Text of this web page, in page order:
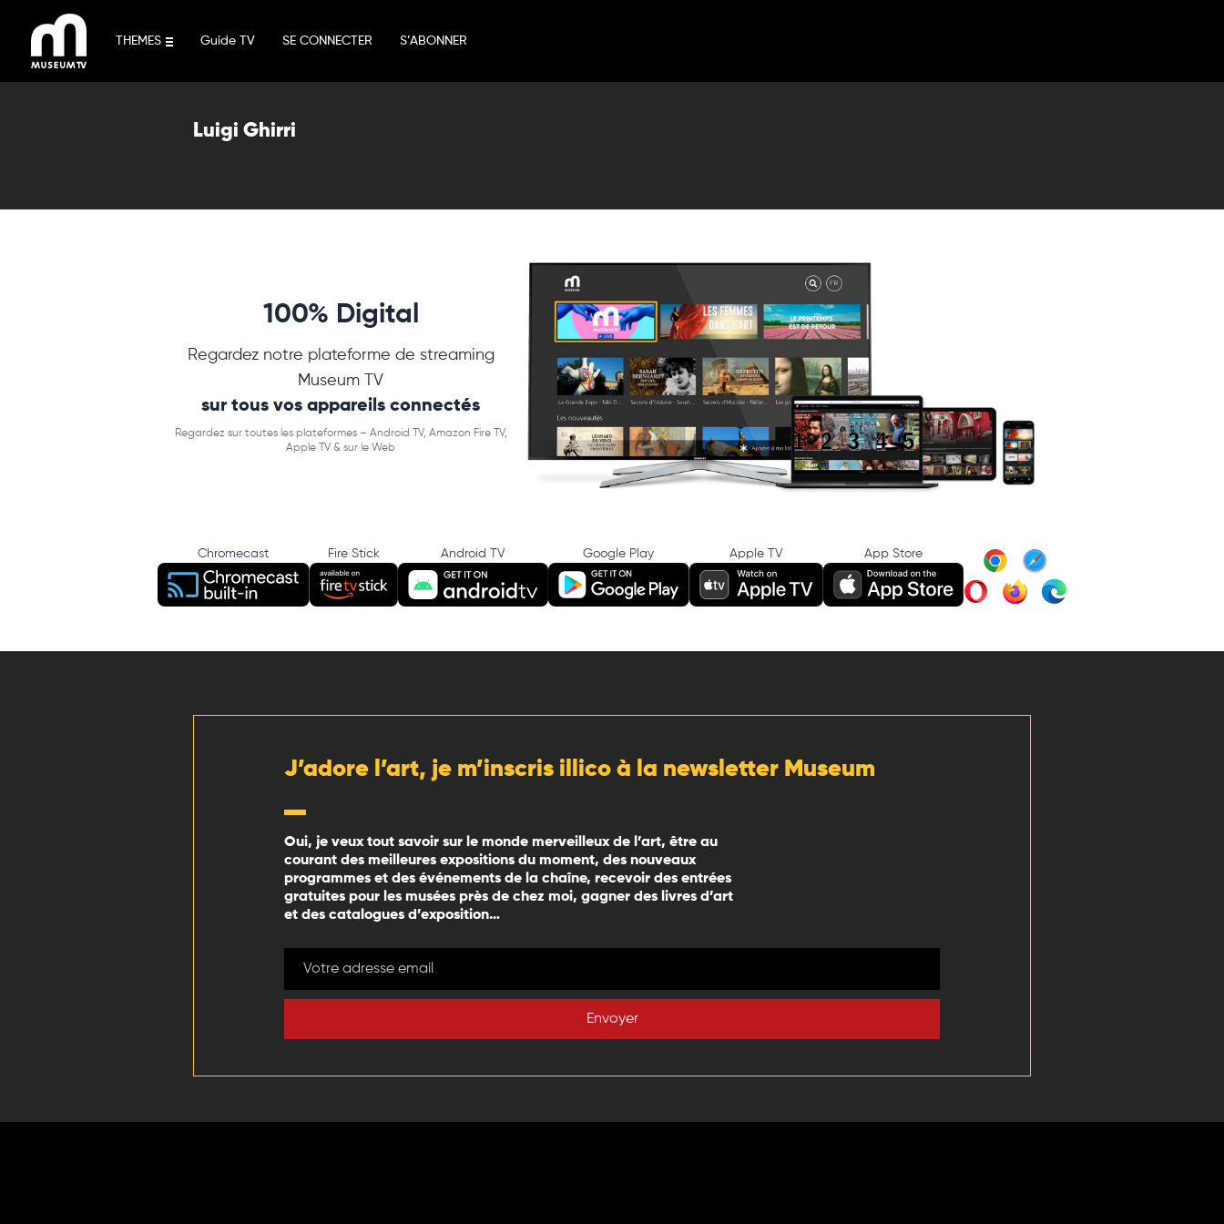
contenu
THEMES Guide TV SE CONNECTER S’ABONNER
Luigi Ghirri
100% Digital
Regardez notre plateforme de streaming
Museum TV
sur tous vos appareils connectés
Regardez sur toutes les plateformes – Android TV, Amazon Fire TV,
Apple TV & sur le Web
Chromecast Fire Stick Android TV Google Play Apple TV App Store
J’adore l’art, je m’inscris illico à la newsletter Museum
Oui, je veux tout savoir sur le monde merveilleux de l’art, être au
courant des meilleures expositions du moment, des nouveaux
programmes et des événements de la chaîne, recevoir des entrées
gratuites pour les musées près de chez moi, gagner des livres d’art
et des catalogues d’exposition…
Envoyer